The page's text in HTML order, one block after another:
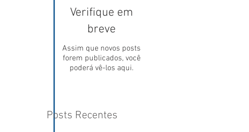
Verifique em
breve
Assim que novos posts
forem publicados, você
poderá vê-los aqui.
Posts Recentes